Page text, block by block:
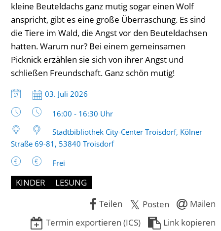
kleine Beuteldachs ganz mutig sogar einen Wolf
anspricht, gibt es eine große Überraschung. Es sind
die Tiere im Wald, die Angst vor den Beuteldachsen
hatten. Warum nur? Bei einem gemeinsamen
Picknick erzählen sie sich von ihrer Angst und
schließen Freundschaft. Ganz schön mutig!
Datum:
03. Juli 2026
Uhrzeit:
16:00 - 16:30 Uhr
Stadtbibliothek City-Center Troisdorf, Kölner
Straße 69-81, 53840 Troisdorf
Frei
KINDER
LESUNG
Teilen
Posten
Mailen
Termin exportieren (ICS)
Link kopieren